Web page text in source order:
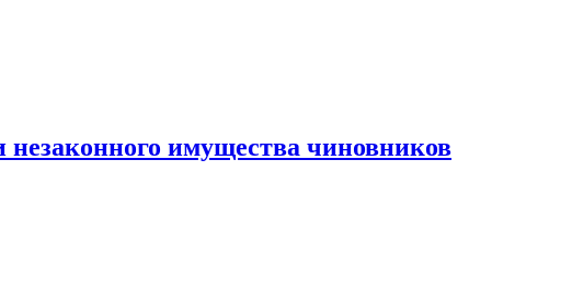
незаконного имущества чиновников